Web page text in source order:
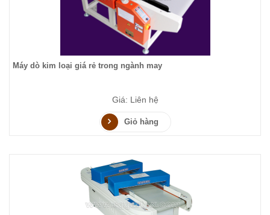
Máy dò kim loại giá rẻ trong ngành may
Giá: Liên hệ
Giỏ hàng